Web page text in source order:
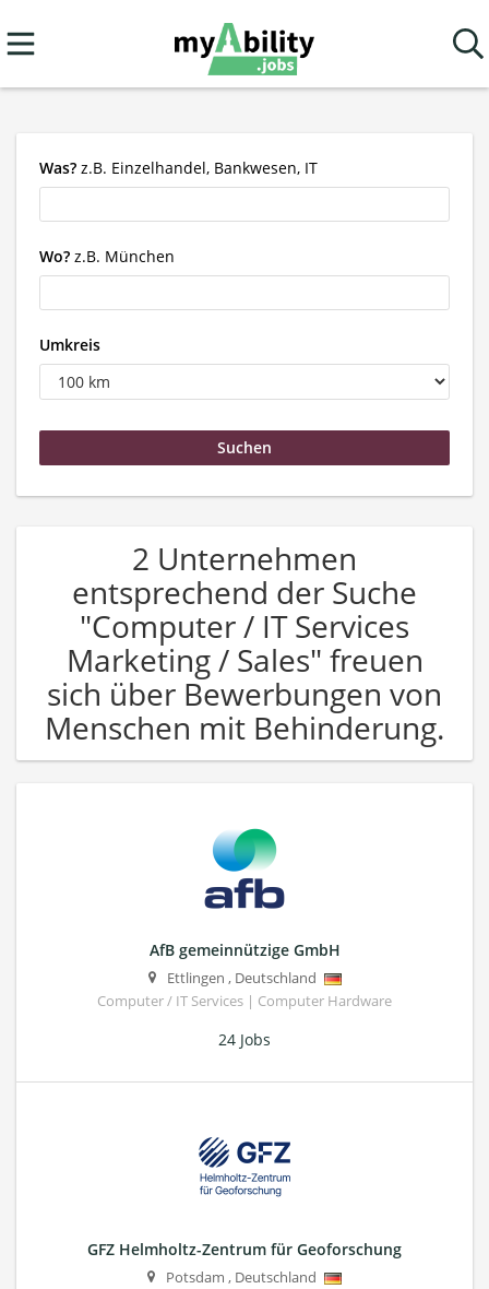
Was? z.B. Einzelhandel, Bankwesen, IT
Wo? z.B. München
Umkreis
2 Unternehmen
entsprechend der Suche
"Computer / IT Services
Marketing / Sales" freuen
sich über Bewerbungen von
Menschen mit Behinderung.
AfB gemeinnützige GmbH
Ettlingen , Deutschland
Computer / IT Services | Computer Hardware
24 Jobs
GFZ Helmholtz-Zentrum für Geoforschung
Potsdam , Deutschland